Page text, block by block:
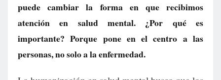
puede cambiar la forma en que recibimos
atención en salud mental. ¿Por qué es
importante? Porque pone en el centro a las
personas, no solo a la enfermedad.